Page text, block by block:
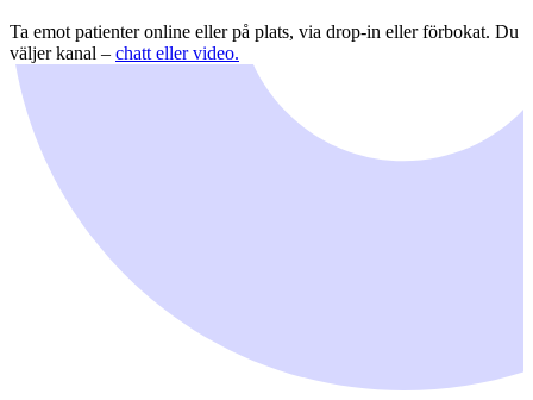
Ta emot patienter online eller på plats, via drop-in eller förbokat. Du
väljer kanal – chatt eller video.